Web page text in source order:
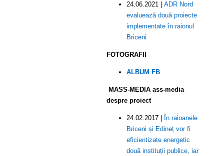
24.06.2021 | ADR Nord
evaluează două proiecte
implementate în raionul
Briceni
FOTOGRAFII
ALBUM FB
MASS-MEDIA ass-media
despre proiect
24.02.2017 |
În raioanele
Briceni și Edineț vor fi
eficientizate energetic
două instituții publice, iar